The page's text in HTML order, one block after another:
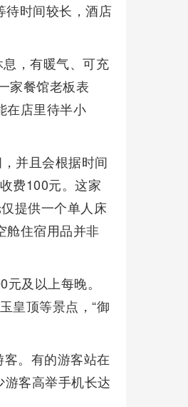
待时间较长，酒店
，有暖气、可充
家餐馆老板表
在店里待半小
并且会根据时间
费100元。这家
提供一个单人床
舱住宿用品并非
及以上每晚。
皇顶等景点，“御
。有的游客站在
客高举手机长达